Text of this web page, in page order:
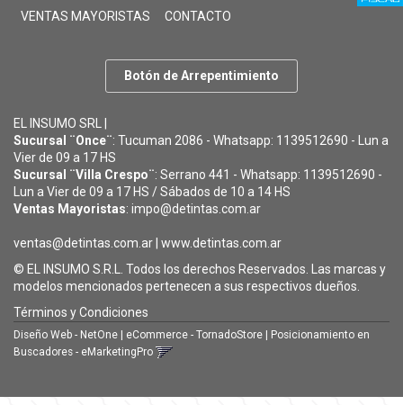
VENTAS MAYORISTAS CONTACTO
Botón de Arrepentimiento
EL INSUMO SRL |
Sucursal ¨Once¨: Tucuman 2086 - Whatsapp: 1139512690 - Lun a
Vier de 09 a 17 HS
Sucursal ¨Villa Crespo¨: Serrano 441 - Whatsapp: 1139512690 -
Lun a Vier de 09 a 17 HS / Sábados de 10 a 14 HS
Ventas Mayoristas: impo@detintas.com.ar
ventas@detintas.com.ar www.detintas.com.ar
© EL INSUMO S.R.L. Todos los derechos Reservados. Las marcas y
modelos mencionados pertenecen a sus respectivos dueños.
Términos y Condiciones
Diseño Web - NetOne eCommerce - TornadoStore
Posicionamiento en
Buscadores - eMarketingPro